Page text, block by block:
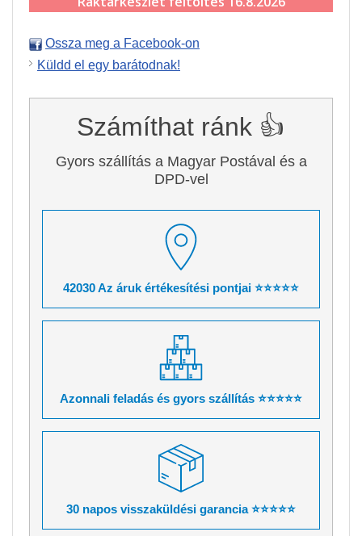
Ossza meg a Facebook-on
Küldd el egy barátodnak!
Számíthat ránk 👍
Gyors szállítás a Magyar Postával és a
DPD-vel
42030 Az áruk értékesítési pontjai ⭐⭐⭐⭐⭐
Azonnali feladás és gyors szállítás ⭐⭐⭐⭐⭐
30 napos visszaküldési garancia ⭐⭐⭐⭐⭐